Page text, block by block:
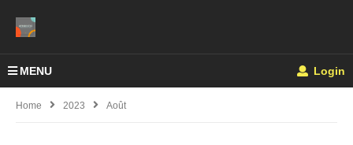
MENU Login
Home 2023 Août